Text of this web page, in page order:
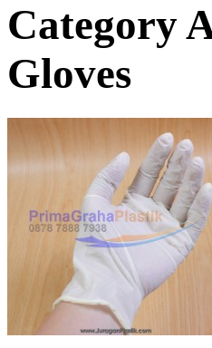
Category
Gloves